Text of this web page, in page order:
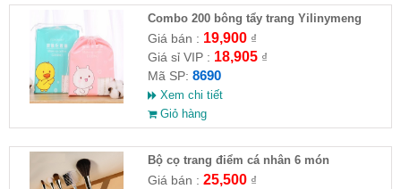
Combo 200 bông tẩy trang Yilinymeng
Giá bán : 19,900₫
Giá sỉ VIP : 18,905₫
Mã SP: 8690
Xem chi tiết
Giỏ hàng
Bộ cọ trang điểm cá nhân 6 món
Giá bán : 25,500₫